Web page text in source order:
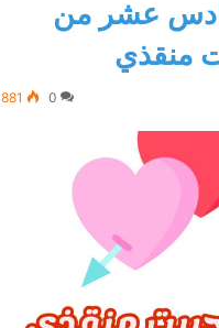
عشر من
منقذي
0
881